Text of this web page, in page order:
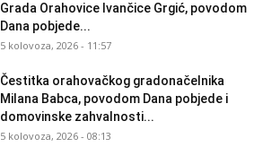
Grada Orahovice Ivančice Grgić, povodom
Dana pobjede...
5 kolovoza, 2026 - 11:57
Čestitka orahovačkog gradonačelnika
Milana Babca, povodom Dana pobjede i
domovinske zahvalnosti...
5 kolovoza, 2026 - 08:13